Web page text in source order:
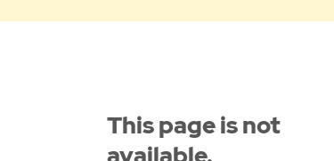
This page is not